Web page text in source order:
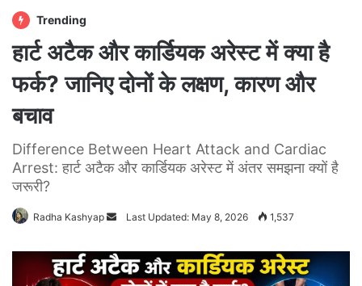
Trending
हार्ट अटैक और कार्डियक अरेस्ट में क्या है
फर्क? जानिए दोनों के लक्षण, कारण और
बचाव
Difference Between Heart Attack and Cardiac
Arrest: हार्ट अटैक और कार्डियक अरेस्ट में अंतर समझना क्यों है
जरूरी?
Radha Kashyap
Send
email
Last Updated: May 8, 2026 1,537